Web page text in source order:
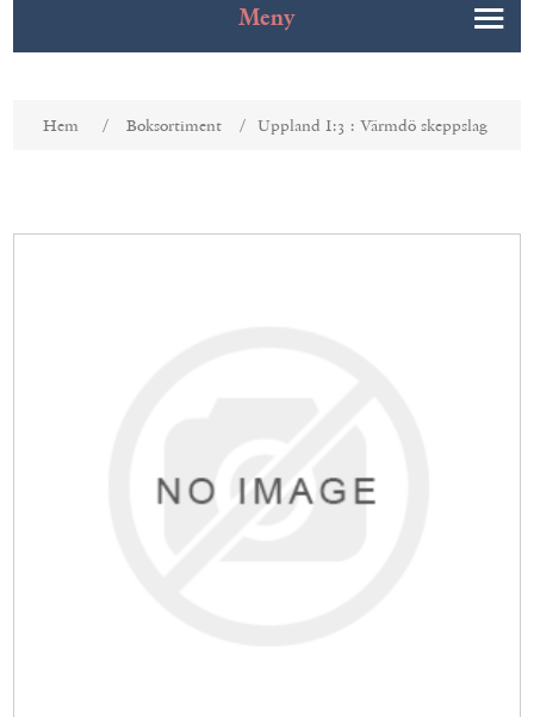
Meny
Hem / Boksortiment / Uppland I:3 : Värmdö skeppslag